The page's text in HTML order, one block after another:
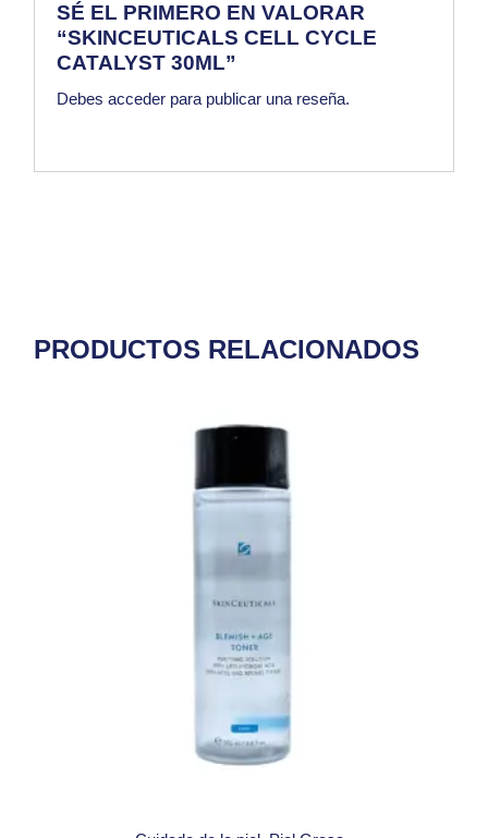
SÉ EL PRIMERO EN VALORAR
“SKINCEUTICALS CELL CYCLE
CATALYST 30ML”
Debesacceder para publicar una reseña.
PRODUCTOS RELACIONADOS